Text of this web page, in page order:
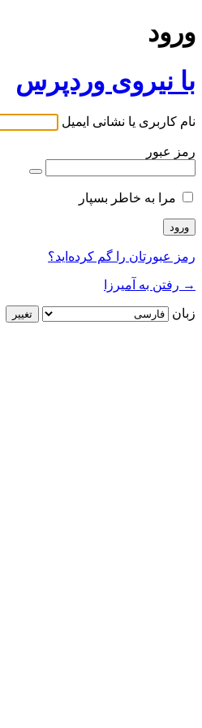
ورود
با نیروی وردپرس
نام کاربری یا نشانی ایمیل
رمز عبور
مرا به خاطر بسپار
رمز عبورتان را گم کرده‌اید؟
→ رفتن به آمیرزا
زبان